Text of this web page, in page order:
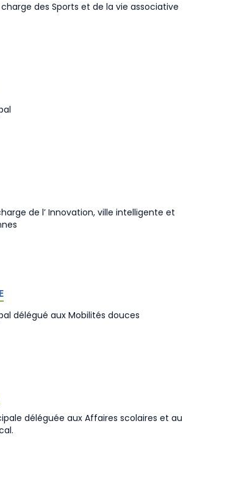
des Sports et de la vie associative
de l’ Innovation, ville intelligente et
délégué aux Mobilités douces
déléguée aux Affaires scolaires et au